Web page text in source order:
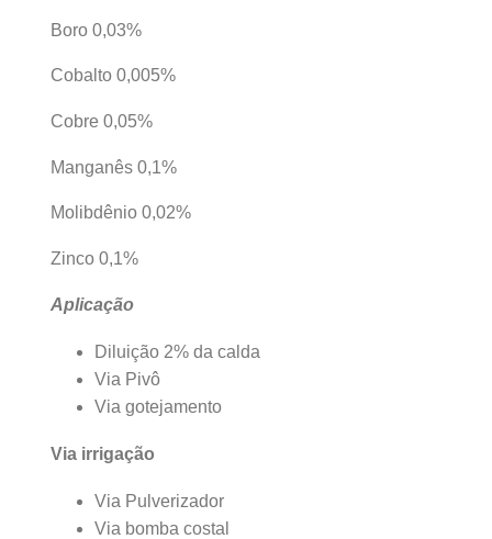
Boro 0,03%
Cobalto 0,005%
Cobre 0,05%
Manganês 0,1%
Molibdênio 0,02%
Zinco 0,1%
Aplicação
Diluição 2% da calda
Via Pivô
Via gotejamento
Via irrigação
Via Pulverizador
Via bomba costal